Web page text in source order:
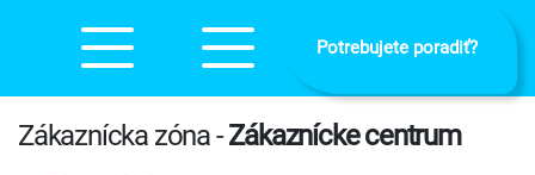
Potrebujete poradiť?
Zákaznícka zóna -Zákaznícke centrum